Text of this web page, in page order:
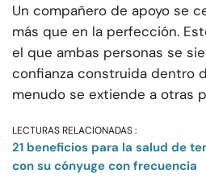
Un compañero de apoyo se
más que en la perfección.
el que ambas personas se
confianza construida dentro
menudo se extiende a otras
LECTURAS RELACIONADAS :
21 beneficios para la salud de
con su cónyuge con frecuencia